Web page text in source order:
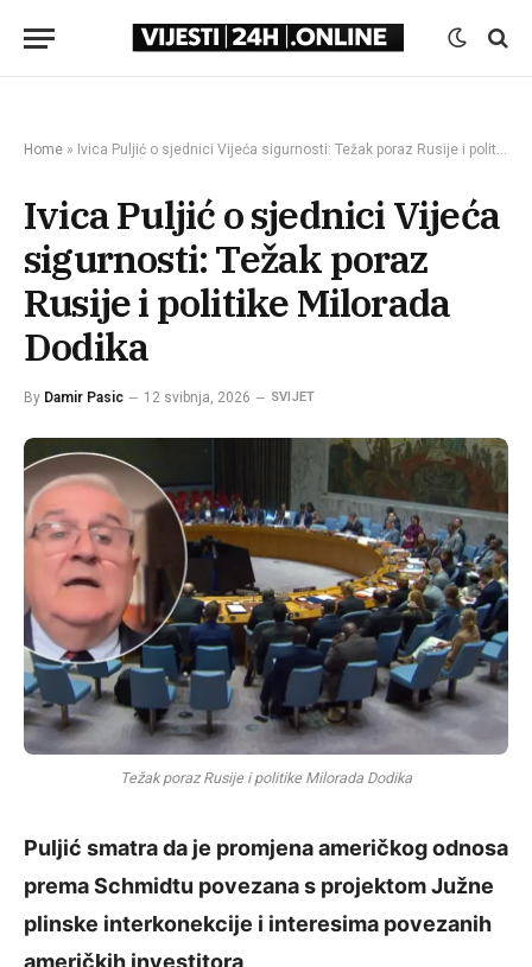
Home » Ivica Puljić o sjednici Vijeća sigurnosti: Težak poraz Rusije i politike Milorada Dodika
Ivica Puljić o sjednici Vijeća
sigurnosti: Težak poraz
Rusije i politike Milorada
Dodika
By Damir Pasic 12 svibnja, 2026 SVIJET
Težak poraz Rusije i politike Milorada Dodika
Puljić smatra da je promjena američkog odnosa
prema Schmidtu povezana s projektom Južne
plinske interkonekcije i interesima povezanih
američkih investitora